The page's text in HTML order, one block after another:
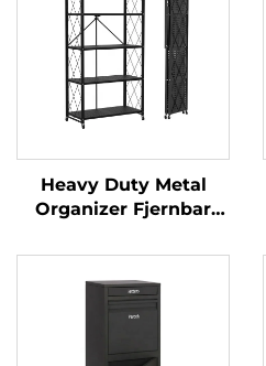
Heavy Duty Metal
Organizer Fjernbar
Opbevaringshylde
Foldbar
Ståludstillingsstativ
Hjul